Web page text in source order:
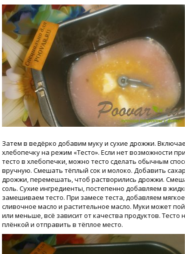
Затем в ведёрко добавим муку и сухие дрожжи.
хлебопечку на режим «Тесто». Если нет возможности
тесто в хлебопечки, можно тесто сделать обычным
вручную. Смешать тёплый сок и молоко. Добавить
дрожжи, перемешать, чтоб растворились дрожжи.
соль. Сухие ингредиенты, постепенно добавляем в
замешиваем тесто. При замесе теста, добавляем мягкое
сливочное масло и растительное масло. Муки может
или меньше, всё зависит от качества продуктов. Тесто
плёнкой и отправить в тёплое место.